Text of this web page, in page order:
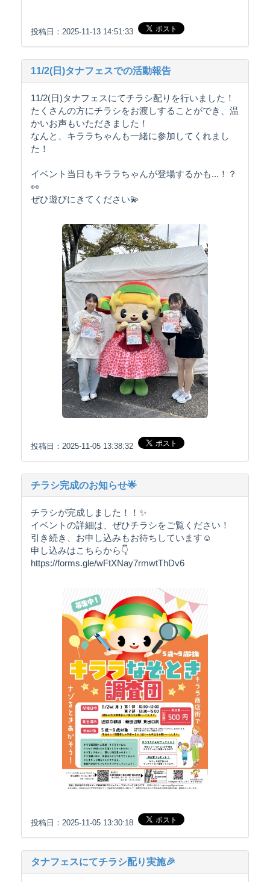
投稿日：2025-11-13 14:51:33
11/2(日)タナフェスでの活動報告
11/2(日)タナフェスにてチラシ配りを行いました！
たくさんの方にチラシをお渡しすることができ、温
かいお声もいただきました！
なんと、キララちゃんも一緒に参加してくれまし
た！
イベント当日もキララちゃんが登場するかも...！？
👀
ぜひ遊びにきてください💫
投稿日：2025-11-05 13:38:32
チラシ完成のお知らせ🌟
チラシが完成しました！！✨
イベントの詳細は、ぜひチラシをご覧ください！
引き続き、お申し込みもお待ちしています☺️
申し込みはこちらから👇
https://forms.gle/wFtXNay7rmwtThDv6
投稿日：2025-11-05 13:30:18
タナフェスにてチラシ配り実施🎉